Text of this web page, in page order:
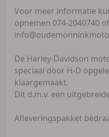
Voor meer informatie
opnemen 074-2040740
De Harley-Davidson
speciaal door H-D
klaargemaakt.
Dit d.m.v. een
Afleveringspakket